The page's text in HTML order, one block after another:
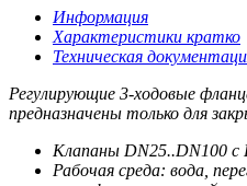
Информация
Характеристики кратко
Техническая
Регулирующие 3-ходовые
предназначены только для
Клапаны DN25..DN100 c
Рабочая среда: вода,